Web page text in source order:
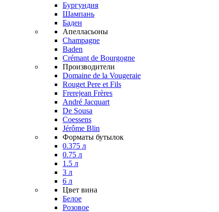
Бургундия
Шампань
Баден
Апелласьоны
Champagne
Baden
Crémant de Bourgogne
Производители
Domaine de la Vougeraie
Rouget Pere et Fils
Frerejean Frères
André Jacquart
De Sousa
Coessens
Jérôme Blin
Форматы бутылок
0.375 л
0.75 л
1.5 л
3 л
6 л
Цвет вина
Белое
Розовое